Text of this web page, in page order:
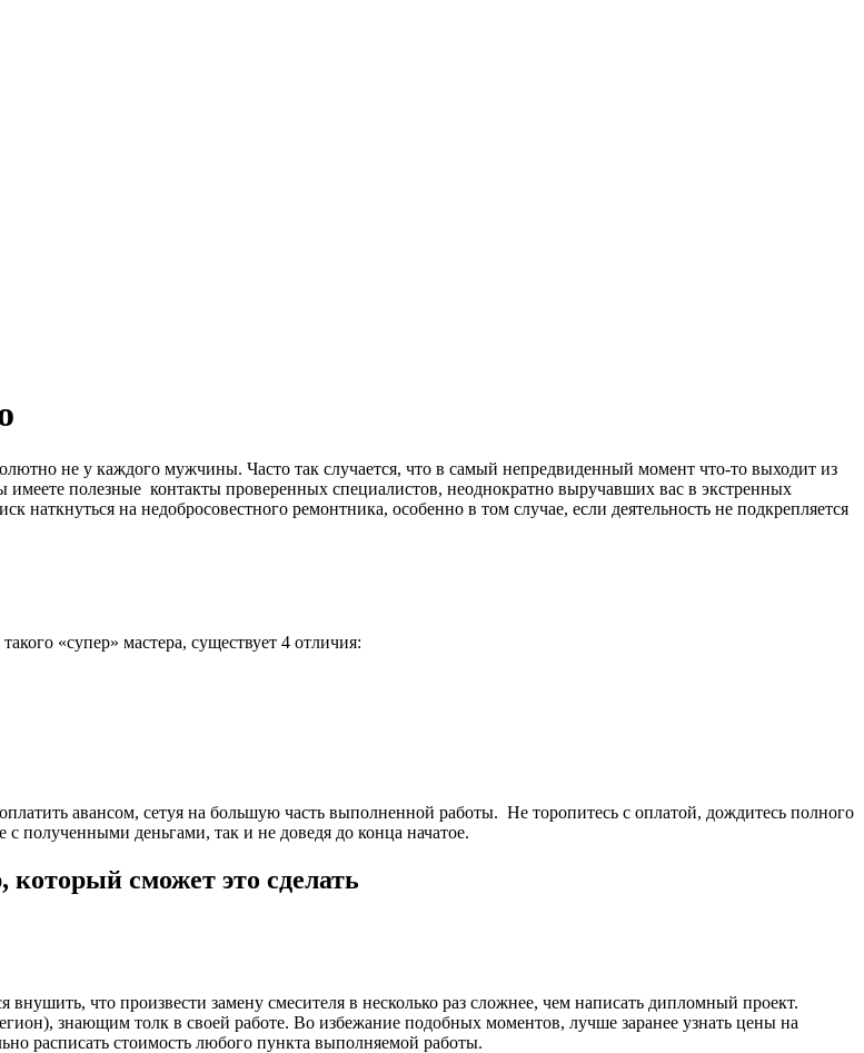
не у каждого мужчины. Часто так случается, что в самый непредвиденный момент что-то выходит из
полезные контакты проверенных специалистов, неоднократно выручавших вас в экстренных
на недобросовестного ремонтника, особенно в том случае, если деятельность не подкрепляется
«супер» мастера, существует 4 отличия:
авансом, сетуя на большую часть выполненной работы. Не торопитесь с оплатой, дождитесь полного
полученными деньгами, так и не доведя до конца начатое.
сможет это сделать
что произвести замену смесителя в несколько раз сложнее, чем написать дипломный проект.
знающим толк в своей работе. Во избежание подобных моментов, лучше заранее узнать цены на
расписать стоимость любого пункта выполняемой работы.